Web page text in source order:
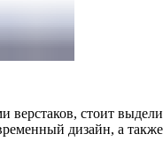
стоит
дизайн, а